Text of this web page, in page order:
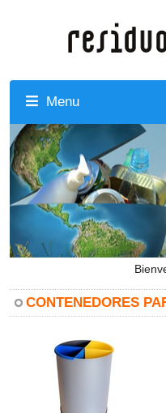
Menu
CONTENEDORES